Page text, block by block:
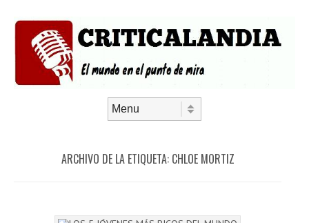
ARCHIVO DE LA ETIQUETA: CHLOE MORTIZ